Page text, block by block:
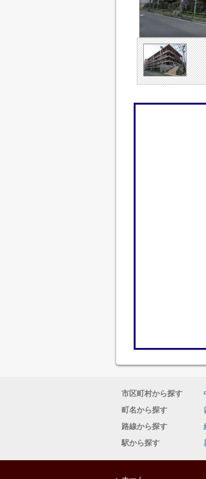
市区町村から探す
町名から探す
路線から探す
駅から探す